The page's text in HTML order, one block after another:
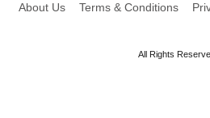
About Us Terms & Conditions
All Rights